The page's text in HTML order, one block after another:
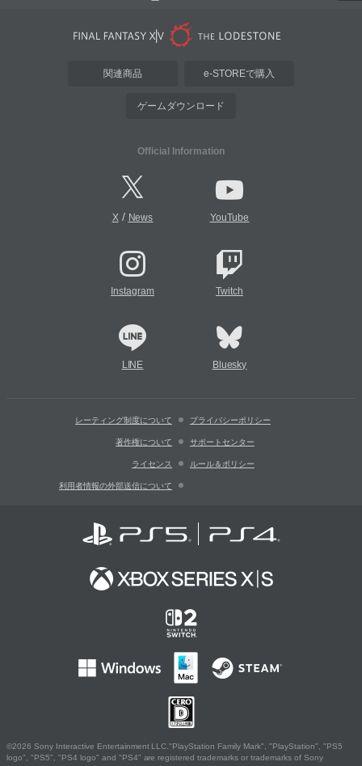
関連商品 e-STOREで購入
ゲームダウンロード
Official Information
X/ News YouTube
Instagram Twitch
LINE Bluesky
レーティング制度について プライバシーポリシー
著作権について サポートセンター
ライセンス ルール＆ポリシー
利用者情報の外部送信について
©2026 Sony Interactive Entertainment LLC."PlayStation Family Mark", "PlayStation", "PS5
logo", "PS5", "PS4 logo" and "PS4" are registered trademarks or trademarks of Sony